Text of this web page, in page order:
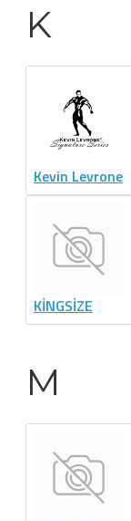
K
Kevin Levrone
KİNGSİZE
M